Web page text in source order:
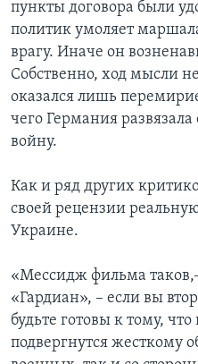
пункты договора были
политик умоляет
врагу. Иначе он
Собственно, ход мысли
оказался лишь
чего Германия
войну.
Как и ряд других
своей рецензии
Украине.
«Мессидж фильма
«Гардиан», – если вы
будьте готовы к тому,
подвергнутся жесткому